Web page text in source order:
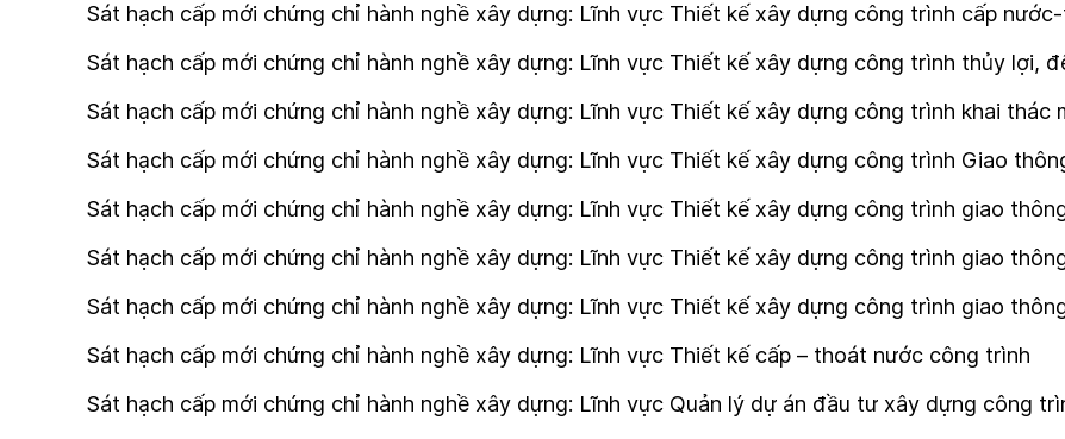
Sát hạch cấp mới chứng chỉ hành nghề xây dựng: Lĩnh vực Thiết kế xây dựng công trình cấp
Sát hạch cấp mới chứng chỉ hành nghề xây dựng: Lĩnh vực Thiết kế xây dựng công trình thủy lợi,
Sát hạch cấp mới chứng chỉ hành nghề xây dựng: Lĩnh vực Thiết kế xây dựng công trình khai thác
Sát hạch cấp mới chứng chỉ hành nghề xây dựng: Lĩnh vực Thiết kế xây dựng công trình Giao
Sát hạch cấp mới chứng chỉ hành nghề xây dựng: Lĩnh vực Thiết kế xây dựng công trình giao
Sát hạch cấp mới chứng chỉ hành nghề xây dựng: Lĩnh vực Thiết kế xây dựng công trình giao
Sát hạch cấp mới chứng chỉ hành nghề xây dựng: Lĩnh vực Thiết kế xây dựng công trình giao
Sát hạch cấp mới chứng chỉ hành nghề xây dựng: Lĩnh vực Thiết kế cấp – thoát nước công trình
Sát hạch cấp mới chứng chỉ hành nghề xây dựng: Lĩnh vực Quản lý dự án đầu tư xây dựng công